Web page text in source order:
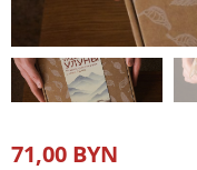
71,00 BYN